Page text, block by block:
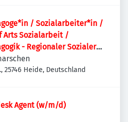
/ Sozialarbeiter*in /
Arts Sozialarbeit /
- Regionaler Sozialer
25746 Heide, Deutschland
Agent (w/m/d)